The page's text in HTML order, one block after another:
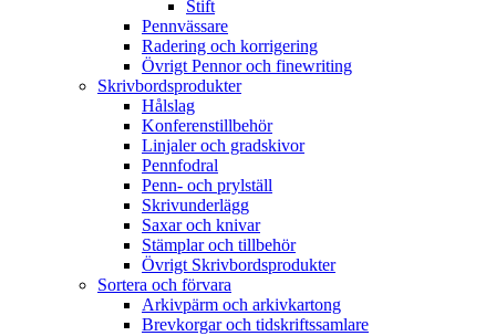
Stift
Pennvässare
Radering och korrigering
Övrigt Pennor och finewriting
Skrivbordsprodukter
Hålslag
Konferenstillbehör
Linjaler och gradskivor
Pennfodral
Penn- och prylställ
Skrivunderlägg
Saxar och knivar
Stämplar och tillbehör
Övrigt Skrivbordsprodukter
Sortera och förvara
Arkivpärm och arkivkartong
Brevkorgar och tidskriftssamlare